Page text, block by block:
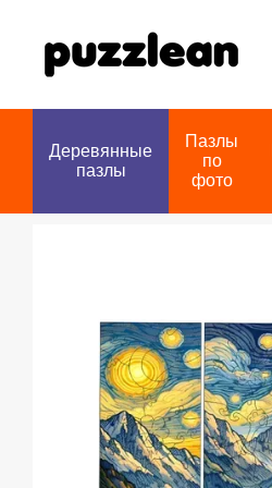
Деревянные
пазлы
Пазлы
по
фото